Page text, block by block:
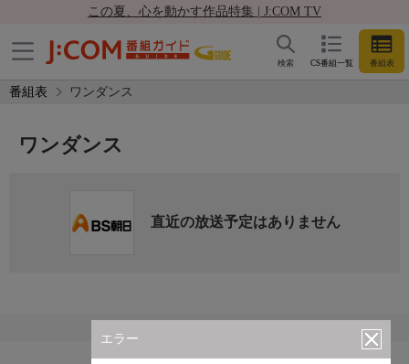
この夏、心を動かす作品特集 | J:COM TV
CS番組一覧 番組表
検索
番組表 ワンダンス
エラー
ワンダンス
直近の放送予定はありません